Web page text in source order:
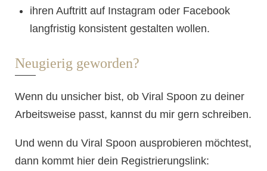
ihren Auftritt auf Instagram oder Facebook
langfristig konsistent gestalten wollen.
Neugierig geworden?
Wenn du unsicher bist, ob Viral Spoon zu deiner
Arbeitsweise passt, kannst du mir gern schreiben.
Und wenn du Viral Spoon ausprobieren möchtest,
dann kommt hier dein Registrierungslink: